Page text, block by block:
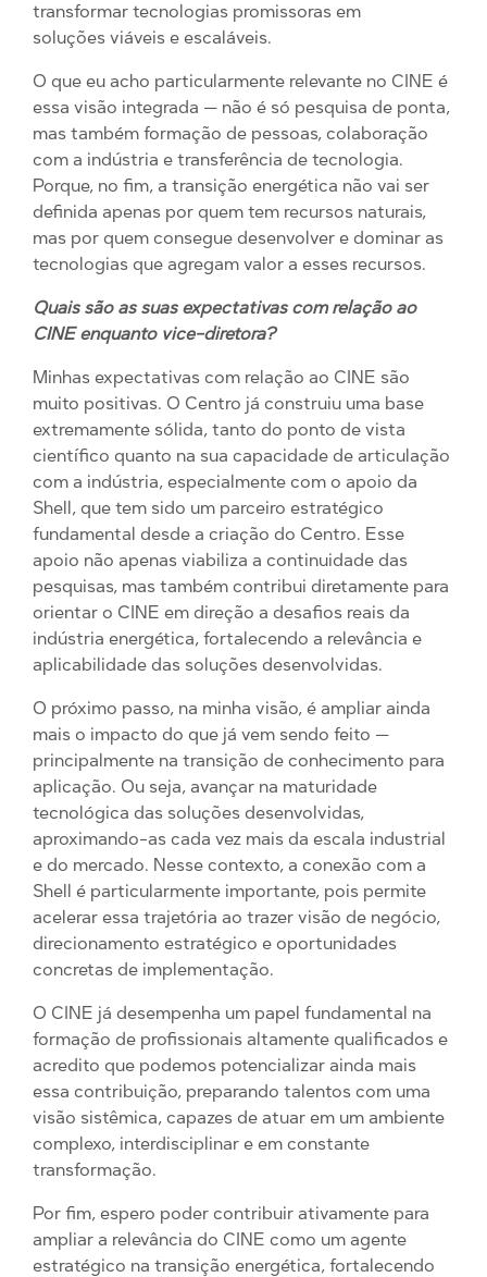
transformar tecnologias promissoras em
soluções viáveis e escaláveis.
O que eu acho particularmente relevante no CINE é
essa visão integrada — não é só pesquisa de ponta,
mas também formação de pessoas, colaboração
com a indústria e transferência de tecnologia.
Porque, no fim, a transição energética não vai ser
definida apenas por quem tem recursos naturais,
mas por quem consegue desenvolver e dominar as
tecnologias que agregam valor a esses recursos.
Quais são as suas expectativas com relação ao
CINE enquanto vice-diretora?
Minhas expectativas com relação ao CINE são
muito positivas. O Centro já construiu uma base
extremamente sólida, tanto do ponto de vista
científico quanto na sua capacidade de articulação
com a indústria, especialmente com o apoio da
Shell, que tem sido um parceiro estratégico
fundamental desde a criação do Centro. Esse
apoio não apenas viabiliza a continuidade das
pesquisas, mas também contribui diretamente para
orientar o CINE em direção a desafios reais da
indústria energética, fortalecendo a relevância e
aplicabilidade das soluções desenvolvidas.
O próximo passo, na minha visão, é ampliar ainda
mais o impacto do que já vem sendo feito —
principalmente na transição de conhecimento para
aplicação. Ou seja, avançar na maturidade
tecnológica das soluções desenvolvidas,
aproximando-as cada vez mais da escala industrial
e do mercado. Nesse contexto, a conexão com a
Shell é particularmente importante, pois permite
acelerar essa trajetória ao trazer visão de negócio,
direcionamento estratégico e oportunidades
concretas de implementação.
O CINE já desempenha um papel fundamental na
formação de profissionais altamente qualificados e
acredito que podemos potencializar ainda mais
essa contribuição, preparando talentos com uma
visão sistêmica, capazes de atuar em um ambiente
complexo, interdisciplinar e em constante
transformação.
Por fim, espero poder contribuir ativamente para
ampliar a relevância do CINE como um agente
estratégico na transição energética, fortalecendo